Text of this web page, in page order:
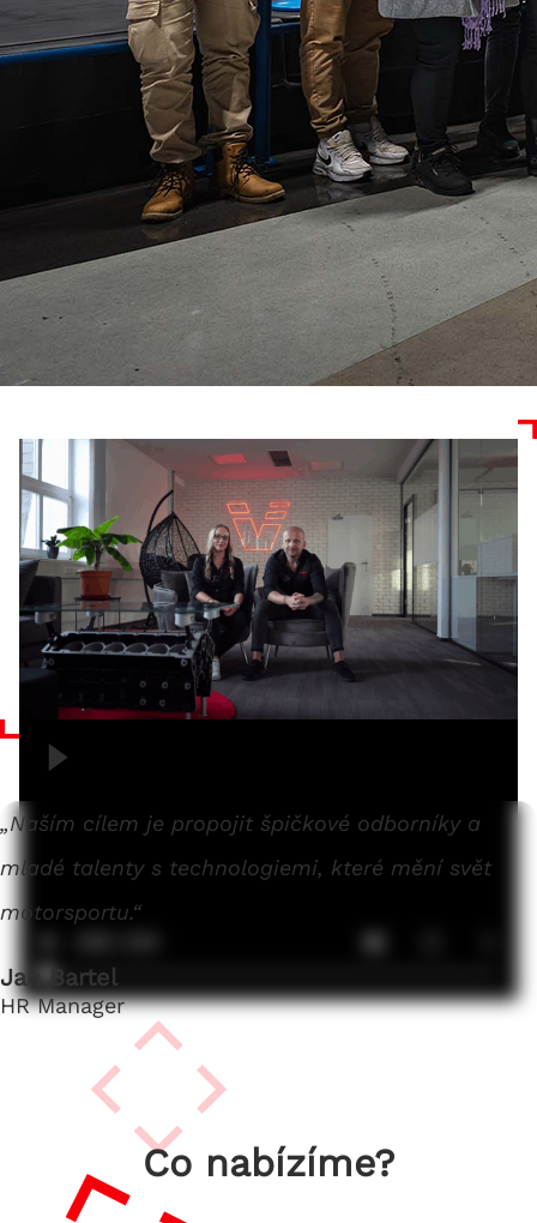
„Naším cílem je propojit špičkové odborníky a
mladé talenty s technologiemi, které mění svět
motorsportu.“
Jan Bartel
HR Manager
Co nabízíme?